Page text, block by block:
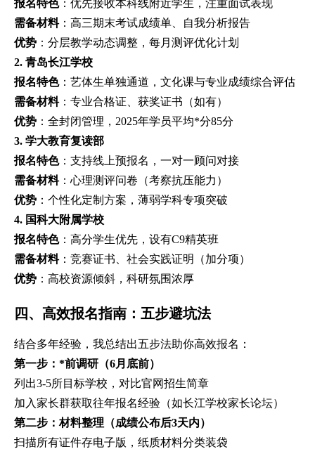
报名特色：优先接收本科线附近学生，注重面试表现
需备材料：高三期末考试成绩单、自我分析报告
优势 ：分层教学动态调整，每月测评优化计划
2. 青岛长江学校
报名特色：艺体生单独通道，文化课与专业成绩综合评估
需备材料：专业合格证、获奖证书（如有）
优势 ：全封闭管理，2025年学员平均*分85分
3. 学大教育复读部
报名特色：支持线上预报名，一对一顾问对接
需备材料：心理测评问卷（考察抗压能力）
优势 ：个性化定制方案，薄弱学科专项突破
4. 国科大附属学校
报名特色：高分学生优先，设有C9精英班
需备材料：竞赛证书、社会实践证明（加分项）
优势 ：高校资源倾斜，科研氛围浓厚
四、高效报名指南：五步避坑法
结合多年经验，我总结出五步法助你高效报名：
第一步：*前调研（6月底前）
列出3-5所目标学校，对比官网招生简章
加入家长群获取往年报名经验（如长江学校家长论坛）
第二步：材料整理（成绩公布后3天内）
扫描所有证件存电子版，纸质材料分类装袋